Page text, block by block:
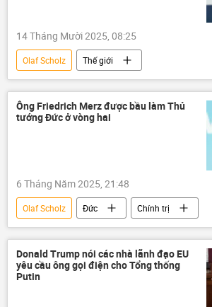
14 Tháng Mười 2025, 08:25
Olaf Scholz
Thế giới
Annalena Baerbock
Đức
Chính sách
Gaza
Trung Đông
Israel
Palestine
Friedrich Merz
Ông Friedrich Merz được bầu làm Thủ
tướng Đức ở vòng hai
6 Tháng Năm 2025, 21:48
Olaf Scholz Đức
Chính trị
Thế giới
Quốc hội Đức
Friedrich Merz
Donald Trump nói các nhà lãnh đạo EU
yêu cầu ông gọi điện cho Tổng thống
Putin